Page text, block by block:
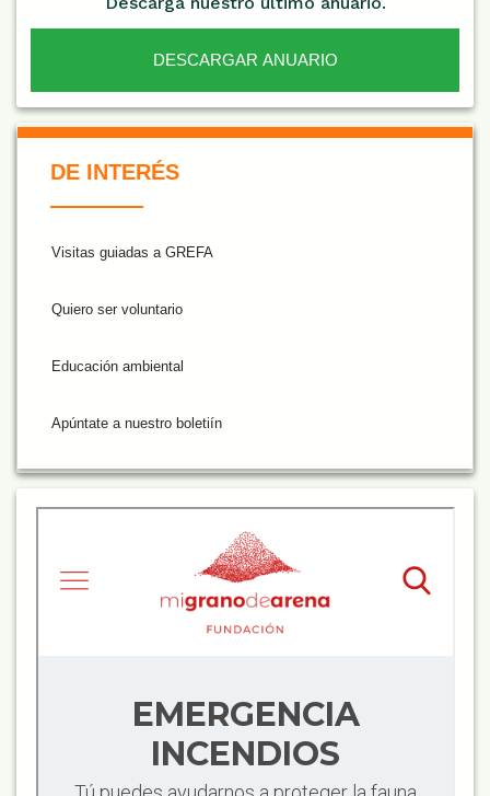
DESCARGAR ANUARIO
De Interés NARANJA
DE INTERÉS
Visitas guiadas a GREFA
Quiero ser voluntario
Educación ambiental
Apúntate a nuestro boletiín